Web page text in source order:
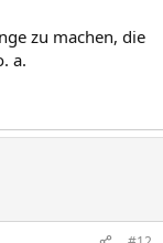
zu machen, die
a.